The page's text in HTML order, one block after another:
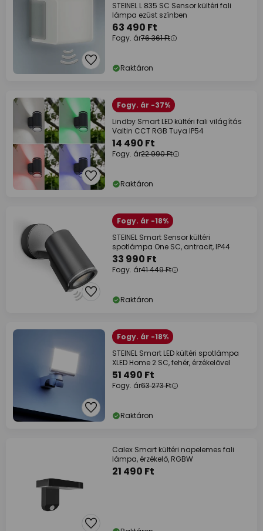
STEINEL L 835 SC Sensor kültéri fali
lámpa ezüst színben
63 490 Ft
Fogy. ár76 361 Ft
Raktáron
Fogy. ár -37%
Lindby Smart LED kültéri fali világítás
Valtin CCT RGB Tuya IP54
14 490 Ft
Fogy. ár22 990 Ft
Raktáron
Fogy. ár -18%
STEINEL Smart Sensor kültéri
spotlámpa One SC, antracit, IP44
33 990 Ft
Fogy. ár41 449 Ft
Raktáron
Fogy. ár -18%
STEINEL Smart LED kültéri spotlámpa
XLED Home 2 SC, fehér, érzékelővel
51 490 Ft
Fogy. ár63 273 Ft
Raktáron
Calex Smart kültéri napelemes fali
lámpa, érzékelő, RGBW
21 490 Ft